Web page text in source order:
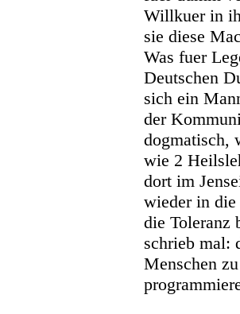
Willkuer in
sie diese
Was fuer
Deutschen
sich ein
der
dogmatisch,
wie 2
dort im
wieder in die
die Toleranz
schrieb mal:
Menschen